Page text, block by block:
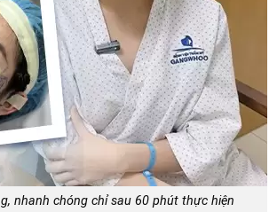
nhanh chóng chỉ sau 60 phút thực hiện